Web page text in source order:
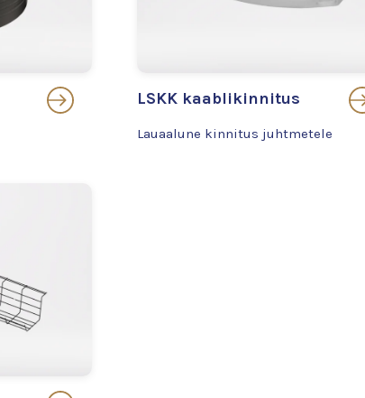
LSKK kaablikinnitus
Lauaalune kinnitus juhtmetele